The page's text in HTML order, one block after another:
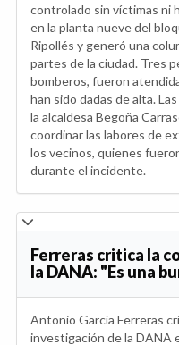
controlado sin víctimas ni
en la planta nueve del
Ripollés y generó una
partes de la ciudad. Tres
bomberos, fueron
han sido dadas de alta.
la alcaldesa Begoña
coordinar las labores de
los vecinos, quienes
durante el incidente.
Ferreras critica la
la DANA: "Es una
Antonio García Ferreras
investigación de la DANA